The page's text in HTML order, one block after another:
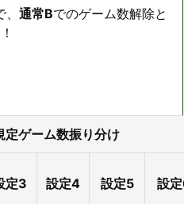
通常Bでのゲーム数解除と
定ゲーム数振り分け
定3 設定4 設定5 設